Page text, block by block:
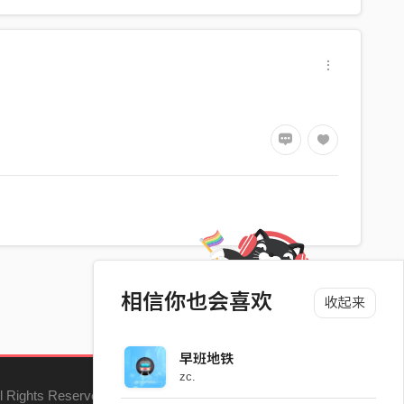
相信你也会喜欢 收起来
早班地铁
zc.
Reserved.